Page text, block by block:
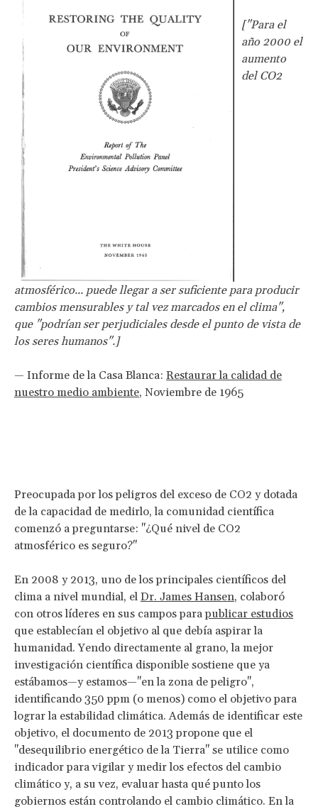
["Para el
año 2000 el
aumento
del CO2
atmosférico... puede llegar a ser suficiente para producir
cambios mensurables y tal vez marcados en el clima",
que "podrían ser perjudiciales desde el punto de vista de
los seres humanos".]
— Informe de la Casa Blanca: Restaurar la calidad de
nuestro medio ambiente, Noviembre de 1965
Preocupada por los peligros del exceso de CO2 y dotada
de la capacidad de medirlo, la comunidad científica
comenzó a preguntarse: "¿Qué nivel de CO2
atmosférico es seguro?"
En 2008 y 2013, uno de los principales científicos del
clima a nivel mundial, el Dr. James Hansen, colaboró
con otros líderes en sus campos parapublicar estudios
que establecían el objetivo al que debía aspirar la
humanidad. Yendo directamente al grano, la mejor
investigación científica disponible sostiene que ya
estábamos—y estamos—"en la zona de peligro",
identificando 350 ppm (o menos) como el objetivo para
lograr la estabilidad climática. Además de identificar este
objetivo, el documento de 2013 propone que el
"desequilibrio energético de la Tierra" se utilice como
indicador para vigilar y medir los efectos del cambio
climático y, a su vez, evaluar hasta qué punto los
gobiernos están controlando el cambio climático. En la